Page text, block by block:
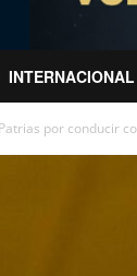
INTERNACIONAL
por conducir